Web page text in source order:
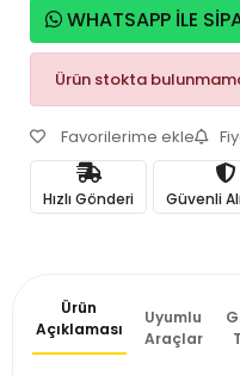
WHATSAPP İLE
Ürün stokta
Favorilerime ekle
Hızlı Gönderi Güvenli
Ürün
Açıklaması
Uyumlu
Araçlar